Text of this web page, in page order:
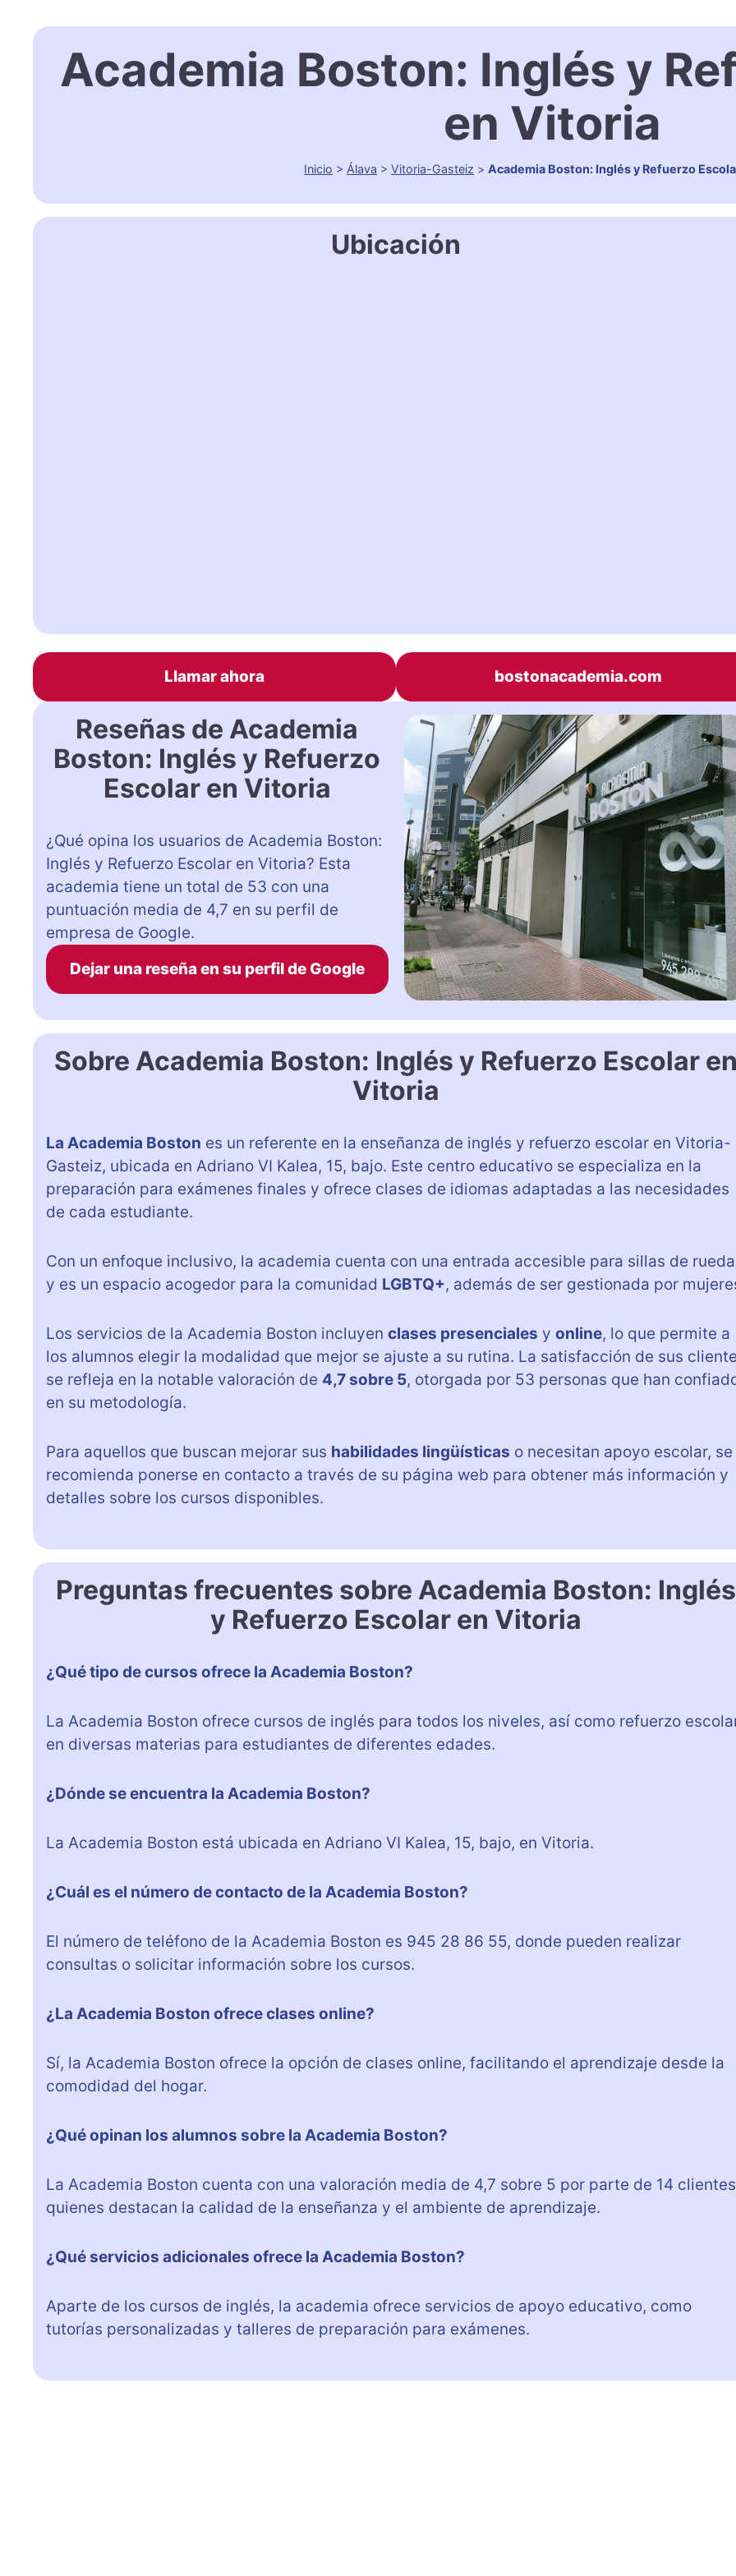
Academia Boston: Inglés y
en Vitoria
Inicio > Álava > Vitoria-Gasteiz > Academia Boston: Inglés y Refuerzo
Ubicación
Llamar ahora bostonacademia.com
Reseñas de Academia
Boston: Inglés y Refuerzo
Escolar en Vitoria
¿Qué opina los usuarios de Academia Boston:
Inglés y Refuerzo Escolar en Vitoria? Esta
academia tiene un total de 53 con una
puntuación media de 4,7 en su perfil de
empresa de Google.
Dejar una reseña en su perfil de Google
Sobre Academia Boston: Inglés y Refuerzo Escolar en
Vitoria
La Academia Boston es un referente en la enseñanza de inglés y refuerzo escolar en Vitoria-
Gasteiz, ubicada en Adriano VI Kalea, 15, bajo. Este centro educativo se especializa en la
preparación para exámenes finales y ofrece clases de idiomas adaptadas a las necesidades
de cada estudiante.
Con un enfoque inclusivo, la academia cuenta con una entrada accesible para sillas de
y es un espacio acogedor para la comunidad LGBTQ+, además de ser gestionada por
Los servicios de la Academia Boston incluyen clases presenciales y online, lo que permite a
los alumnos elegir la modalidad que mejor se ajuste a su rutina. La satisfacción de sus
se refleja en la notable valoración de 4,7 sobre 5, otorgada por 53 personas que han
en su metodología.
Para aquellos que buscan mejorar sus habilidades lingüísticas o necesitan apoyo escolar, se
recomienda ponerse en contacto a través de su página web para obtener más información y
detalles sobre los cursos disponibles.
Preguntas frecuentes sobre Academia Boston: Inglés
y Refuerzo Escolar en Vitoria
¿Qué tipo de cursos ofrece la Academia Boston?
La Academia Boston ofrece cursos de inglés para todos los niveles, así como refuerzo
en diversas materias para estudiantes de diferentes edades.
¿Dónde se encuentra la Academia Boston?
La Academia Boston está ubicada en Adriano VI Kalea, 15, bajo, en Vitoria.
¿Cuál es el número de contacto de la Academia Boston?
El número de teléfono de la Academia Boston es 945 28 86 55, donde pueden realizar
consultas o solicitar información sobre los cursos.
¿La Academia Boston ofrece clases online?
Sí, la Academia Boston ofrece la opción de clases online, facilitando el aprendizaje desde la
comodidad del hogar.
¿Qué opinan los alumnos sobre la Academia Boston?
La Academia Boston cuenta con una valoración media de 4,7 sobre 5 por parte de 14
quienes destacan la calidad de la enseñanza y el ambiente de aprendizaje.
¿Qué servicios adicionales ofrece la Academia Boston?
Aparte de los cursos de inglés, la academia ofrece servicios de apoyo educativo, como
tutorías personalizadas y talleres de preparación para exámenes.